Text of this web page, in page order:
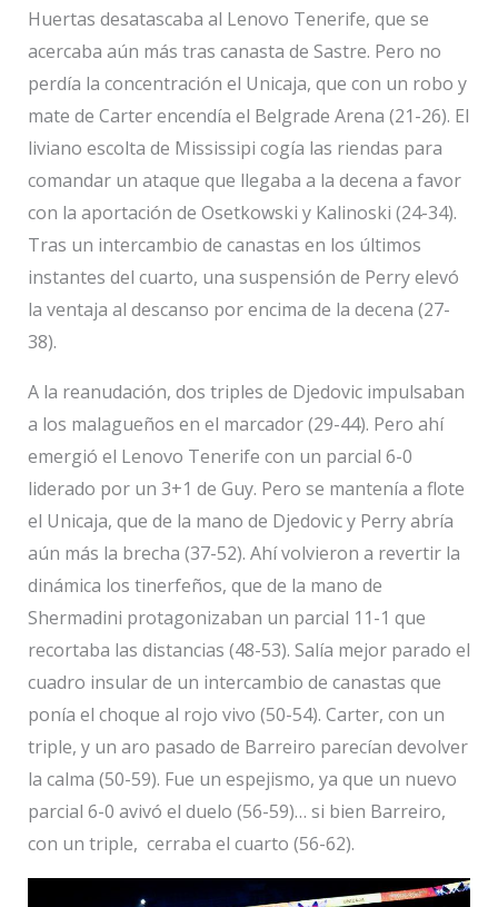
Huertas desatascaba al Lenovo Tenerife, que se
acercaba aún más tras canasta de Sastre. Pero no
perdía la concentración el Unicaja, que con un robo y
mate de Carter encendía el Belgrade Arena (21-26). El
liviano escolta de Mississipi cogía las riendas para
comandar un ataque que llegaba a la decena a favor
con la aportación de Osetkowski y Kalinoski (24-34).
Tras un intercambio de canastas en los últimos
instantes del cuarto, una suspensión de Perry elevó
la ventaja al descanso por encima de la decena (27-
38).
A la reanudación, dos triples de Djedovic impulsaban
a los malagueños en el marcador (29-44). Pero ahí
emergió el Lenovo Tenerife con un parcial 6-0
liderado por un 3+1 de Guy. Pero se mantenía a flote
el Unicaja, que de la mano de Djedovic y Perry abría
aún más la brecha (37-52). Ahí volvieron a revertir la
dinámica los tinerfeños, que de la mano de
Shermadini protagonizaban un parcial 11-1 que
recortaba las distancias (48-53). Salía mejor parado el
cuadro insular de un intercambio de canastas que
ponía el choque al rojo vivo (50-54). Carter, con un
triple, y un aro pasado de Barreiro parecían devolver
la calma (50-59). Fue un espejismo, ya que un nuevo
parcial 6-0 avivó el duelo (56-59)… si bien Barreiro,
con un triple, cerraba el cuarto (56-62).